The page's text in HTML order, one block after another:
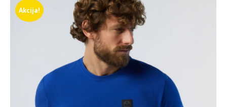
Akcija!